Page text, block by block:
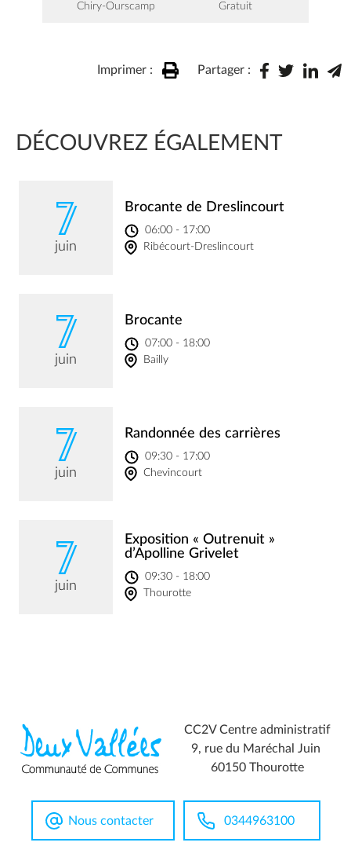
Chiry-Ourscamp Gratuit
Imprimer : Partager :
DÉCOUVREZ ÉGALEMENT
7
juin
Brocante de Dreslincourt
06:00 - 17:00
Ribécourt-Dreslincourt
7
juin
Brocante
07:00 - 18:00
Bailly
7
juin
Randonnée des carrières
09:30 - 17:00
Chevincourt
7
juin
Exposition « Outrenuit »
d’Apolline Grivelet
09:30 - 18:00
Thourotte
CC2V Centre administratif
9, rue du Maréchal Juin
60150 Thourotte
Nous contacter 0344963100